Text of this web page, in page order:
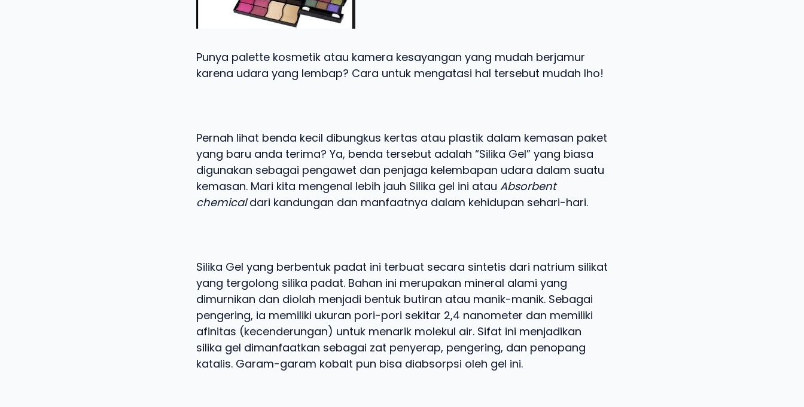
Punya palette kosmetik atau kamera kesayangan yang mudah berjamur
karena udara yang lembap? Cara untuk mengatasi hal tersebut mudah lho!
Pernah lihat benda kecil dibungkus kertas atau plastik dalam kemasan paket
yang baru anda terima? Ya, benda tersebut adalah “Silika Gel” yang biasa
digunakan sebagai pengawet dan penjaga kelembapan udara dalam suatu
kemasan. Mari kita mengenal lebih jauh Silika gel ini atau Absorbent
chemicaldari kandungan dan manfaatnya dalam kehidupan sehari-hari.
Silika Gel yang berbentuk padat ini terbuat secara sintetis dari natrium silikat
yang tergolong silika padat. Bahan ini merupakan mineral alami yang
dimurnikan dan diolah menjadi bentuk butiran atau manik-manik. Sebagai
pengering, ia memiliki ukuran pori-pori sekitar 2,4 nanometer dan memiliki
afinitas (kecenderungan) untuk menarik molekul air. Sifat ini menjadikan
silika gel dimanfaatkan sebagai zat penyerap, pengering, dan penopang
katalis. Garam-garam kobalt pun bisa diabsorpsi oleh gel ini.